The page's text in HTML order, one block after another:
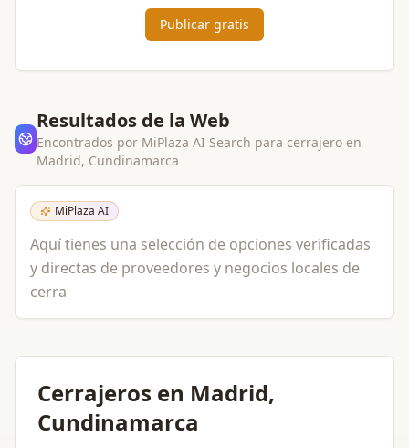
Publicar gratis
Resultados de la Web
Encontrados por MiPlaza AI Search para cerrajero en
Madrid, Cundinamarca
MiPlaza AI
Aquí tienes una selección de opciones verificadas
y directas de proveedores y negocios locales de
cerra
Cerrajeros en Madrid,
Cundinamarca